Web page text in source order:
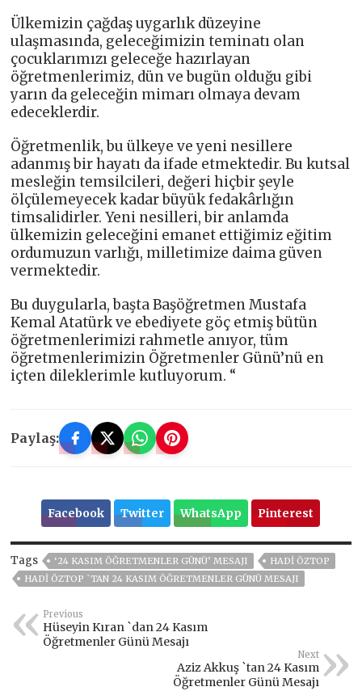
Ülkemizin çağdaş uygarlık düzeyine
ulaşmasında, geleceğimizin teminatı olan
çocuklarımızı geleceğe hazırlayan
öğretmenlerimiz, dün ve bugün olduğu gibi
yarın da geleceğin mimarı olmaya devam
edeceklerdir.
Öğretmenlik, bu ülkeye ve yeni nesillere
adanmış bir hayatı da ifade etmektedir. Bu kutsal
mesleğin temsilcileri, değeri hiçbir şeyle
ölçülemeyecek kadar büyük fedakârlığın
timsalidirler. Yeni nesilleri, bir anlamda
ülkemizin geleceğini emanet ettiğimiz eğitim
ordumuzun varlığı, milletimize daima güven
vermektedir.
Bu duygularla, başta Başöğretmen Mustafa
Kemal Atatürk ve ebediyete göç etmiş bütün
öğretmenlerimizi rahmetle anıyor, tüm
öğretmenlerimizin Öğretmenler Günü’nü en
içten dileklerimle kutluyorum. “
Paylaş:
Facebook Twitter WhatsApp Pinterest
Tags ‘24 KASIM ÖĞRETMENLER GÜNÜ’ MESAJI
HADI ÖZTOP
HADI ÖZTOP `TAN 24 KASIM ÖĞRETMENLER GÜNÜ MESAJI
Previous
Hüseyin Kıran `dan 24 Kasım
Öğretmenler Günü Mesajı
Next
Aziz Akkuş `tan 24 Kasım
Öğretmenler Günü Mesajı